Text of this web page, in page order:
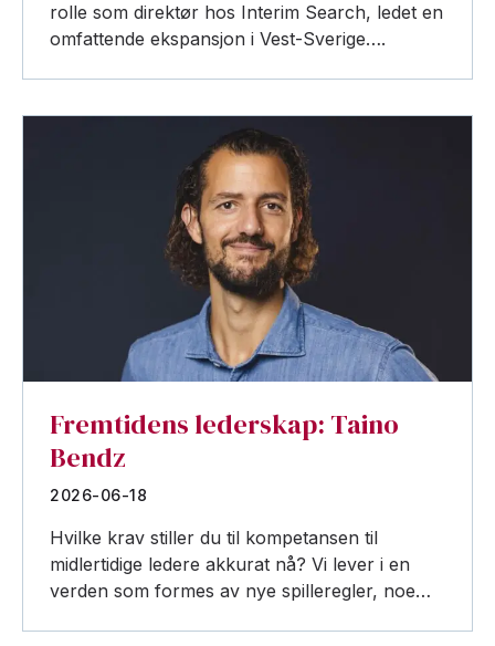
rolle som direktør hos Interim Search, ledet en
omfattende ekspansjon i Vest-Sverige….
Fremtidens lederskap: Taino
Bendz
2026-06-18
Hvilke krav stiller du til kompetansen til
midlertidige ledere akkurat nå? Vi lever i en
verden som formes av nye spilleregler, noe…